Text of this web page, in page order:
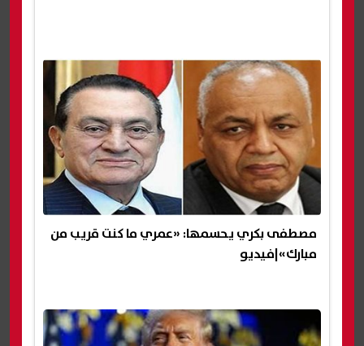
مصطفى بكري يحسمها: «عمري ما كنت قريب من
مبارك»|فيديو